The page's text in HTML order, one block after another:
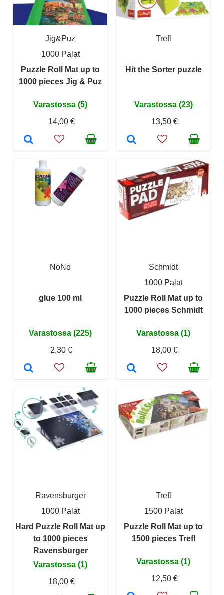
Jig&Puz
1000 Palat
Puzzle Roll Mat up to
1000 pieces Jig & Puz
Varastossa (5)
14,00 €
Trefl
Hit the Sorter puzzle
Varastossa (23)
13,50 €
NoNo
glue 100 ml
Varastossa (225)
2,30 €
Schmidt
1000 Palat
Puzzle Roll Mat up to
1000 pieces Schmidt
Varastossa (1)
18,00 €
Ravensburger
1000 Palat
Hard Puzzle Roll Mat up
to 1000 pieces
Ravensburger
Varastossa (1)
18,00 €
Trefl
1500 Palat
Puzzle Roll Mat up to
1500 pieces Trefl
Varastossa (1)
12,50 €